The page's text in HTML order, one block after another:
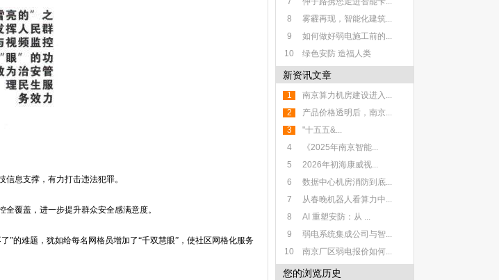
8
雾霾再现，智能化建筑...
9
如何做好弱电施工前的...
10
绿色安防 造福人类
新资讯文章
1
南京算力机房建设进入...
2
产品价格透明后，南京...
3
"十五五&...
4
《2025年南京智能...
5
2026年初海康威视...
6
数据中心机房消防到底...
7
从春晚机器人看算力中...
8
AI 重塑安防：从 ...
9
弱电系统集成公司与智...
10
南京厂区弱电报价如何...
您的浏览历史
息支撑，有力打击违法犯罪。
覆盖，进一步提升群众安全感满意度。
”的难题，犹如给每名网格员增加了“千双慧眼”，使社区网格化服务